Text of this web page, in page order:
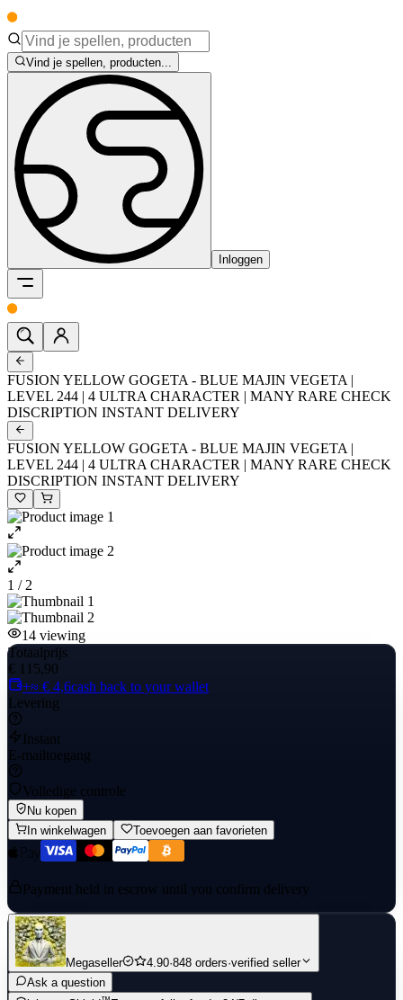
Vind je spellen, producten...
Inloggen
FUSION YELLOW GOGETA - BLUE MAJIN VEGETA |
LEVEL 244 | 4 ULTRA CHARACTER | MANY RARE CHECK
DISCRIPTION INSTANT DELIVERY
FUSION YELLOW GOGETA - BLUE MAJIN VEGETA |
LEVEL 244 | 4 ULTRA CHARACTER | MANY RARE CHECK
DISCRIPTION INSTANT DELIVERY
1 / 2
14 viewing
Totaalprijs
€ 115,90
+≈ € 4,6cash back to your wallet
Levering
Instant
E-mailtoegang
Volledige controle
Nu kopen
In winkelwagen
Toevoegen aan favorieten
Payment held in escrow until you confirm delivery
Megaseller 4.90·848 orders·verified seller
Ask a question